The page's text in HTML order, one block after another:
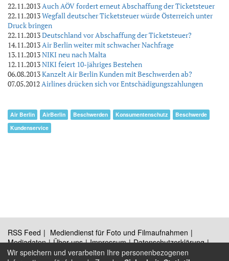
22.11.2013 Auch AÖV fordert erneut Abschaffung der Ticketsteuer
22.11.2013Wegfall deutscher Ticketsteuer würde Österreich unter
Druck bringen
22.11.2013Deutschland vor Abschaffung der Ticketsteuer?
14.11.2013 Air Berlin weiter mit schwacher Nachfrage
13.11.2013NIKI neu nach Malta
12.11.2013NIKI feiert 10-jähriges Bestehen
06.08.2013Kanzelt Air Berlin Kunden mit Beschwerden ab?
07.05.2012 Airlines drücken sich vor Entschädigungszahlungen
Air Berlin AirBerlin Beschwerden Konsumentenschutz
Beschwerde
Kundenservice
RSS Feed
Mediendienst für Foto und Filmaufnahmen
Mediadaten
Über uns Impressum
Datenschutzerklärung
Kontakt
Wir speichern und verarbeiten Ihre personenbezogenen